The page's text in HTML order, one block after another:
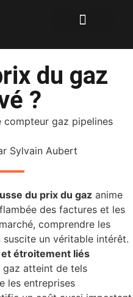
du gaz
?
Sylvain Aubert
du prix du gaz anime
des factures et les
comprendre les
un véritable intérêt.
étroitement liés
atteint de tels
les entreprises